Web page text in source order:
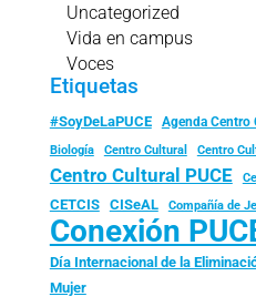
Uncategorized
Vida en campus
Voces
Etiquetas
#SoyDeLaPUCE Agenda Centro
Biología
Centro Cultural Centro
Centro Cultural PUCE
CETCIS CISeAL Compañía de
Conexión
Día Internacional de la
Mujer